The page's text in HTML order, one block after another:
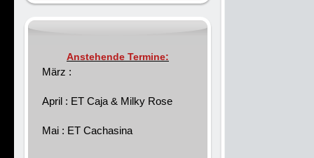
Anstehende Termine:
März :
April : ET Caja & Milky Rose
Mai : ET Cachasina